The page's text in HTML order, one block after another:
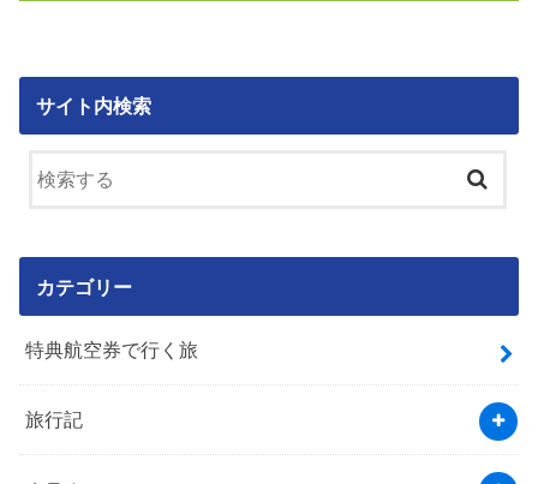
サイト内検索
カテゴリー
特典航空券で行く旅
旅行記